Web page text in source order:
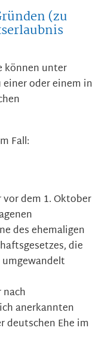
(zu
können unter
oder einem in
Fall:
dem 1. Oktober
des ehemaligen
die
anerkannten
deutschen Ehe im